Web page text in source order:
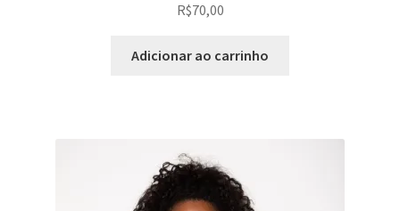
R$70,00
Adicionar ao carrinho